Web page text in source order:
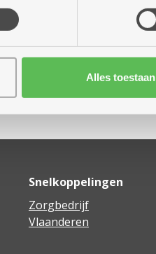
Alles toestaan
Snelkoppelingen
Zorgbedrijf
Vlaanderen